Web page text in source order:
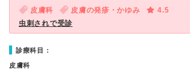
皮膚科 皮膚の発疹・かゆみ
4.5
虫刺されで受診
診療科目：
皮膚科